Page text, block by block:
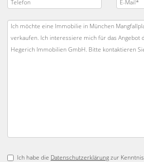
Ich habe die Datenschutzerklärungzur